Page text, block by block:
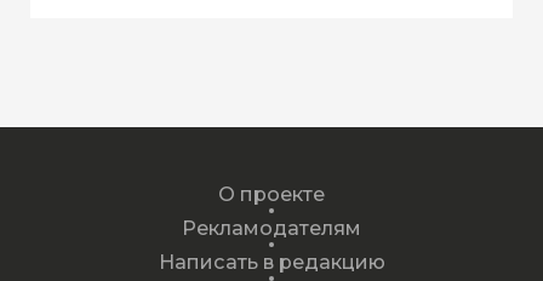
О проекте
Рекламодателям
Написать в редакцию